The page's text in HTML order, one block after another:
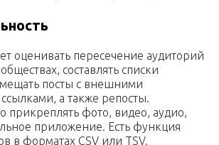
оценивать пересечение аудиторий
составлять списки
посты с внешними
а также репосты.
прикреплять фото, видео, аудио,
приложение. Есть функция
в форматах CSV или TSV.